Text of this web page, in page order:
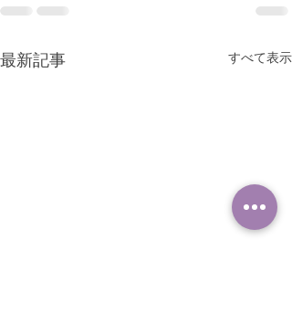
最新記事 すべて表示